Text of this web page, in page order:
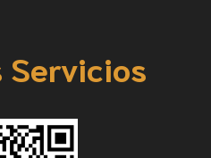
Servicios